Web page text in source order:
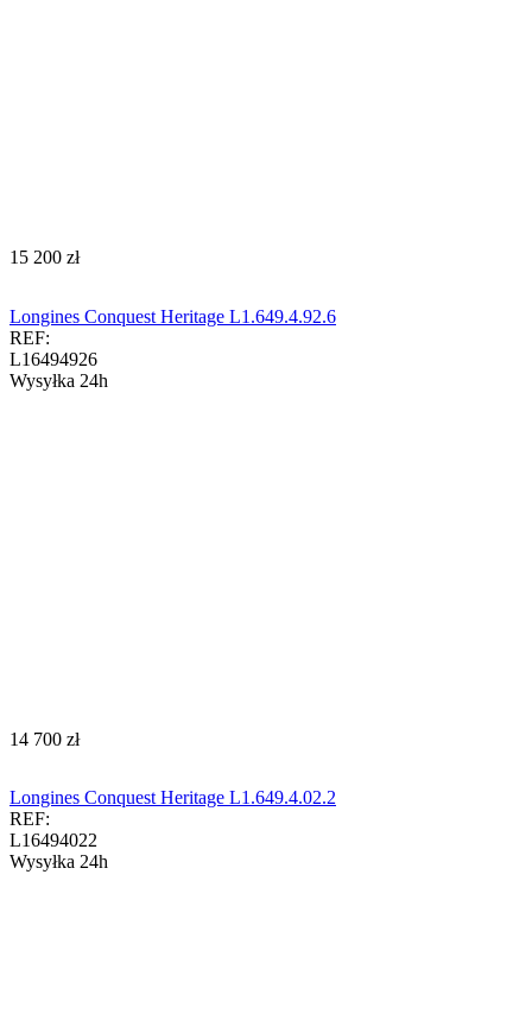
‍15 200‍ zł
Longines Conquest Heritage L1.649.4.92.6
REF:
L16494926
Wysyłka 24h
‍14 700‍ zł
Longines Conquest Heritage L1.649.4.02.2
REF:
L16494022
Wysyłka 24h